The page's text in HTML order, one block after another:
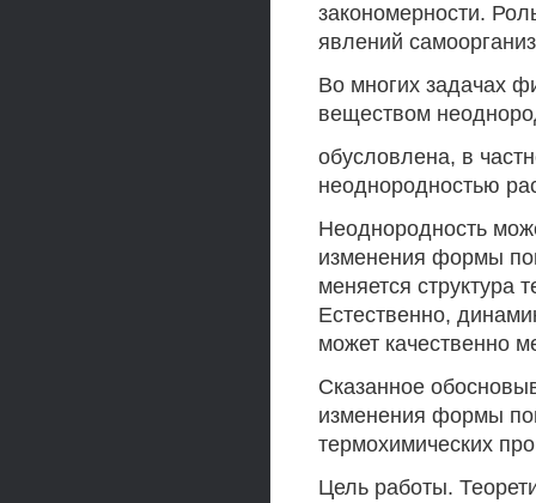
закономерности.
явлений
Во многих задачах
веществом
обусловлена, в
неоднородностью
Неоднородность
изменения формы
меняется структура
Естественно,
может качественно
Сказанное
изменения формы
термохимических
Цель работы.